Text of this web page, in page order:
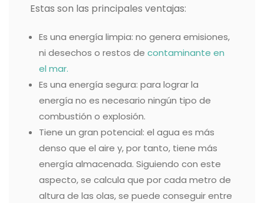
Estas son las principales ventajas:
Es una energía limpia: no genera emisiones,
ni desechos o restos de contaminante en
el mar.
Es una energía segura: para lograr la
energía no es necesario ningún tipo de
combustión o explosión.
Tiene un gran potencial: el agua es más
denso que el aire y, por tanto, tiene más
energía almacenada. Siguiendo con este
aspecto, se calcula que por cada metro de
altura de las olas, se puede conseguir entre